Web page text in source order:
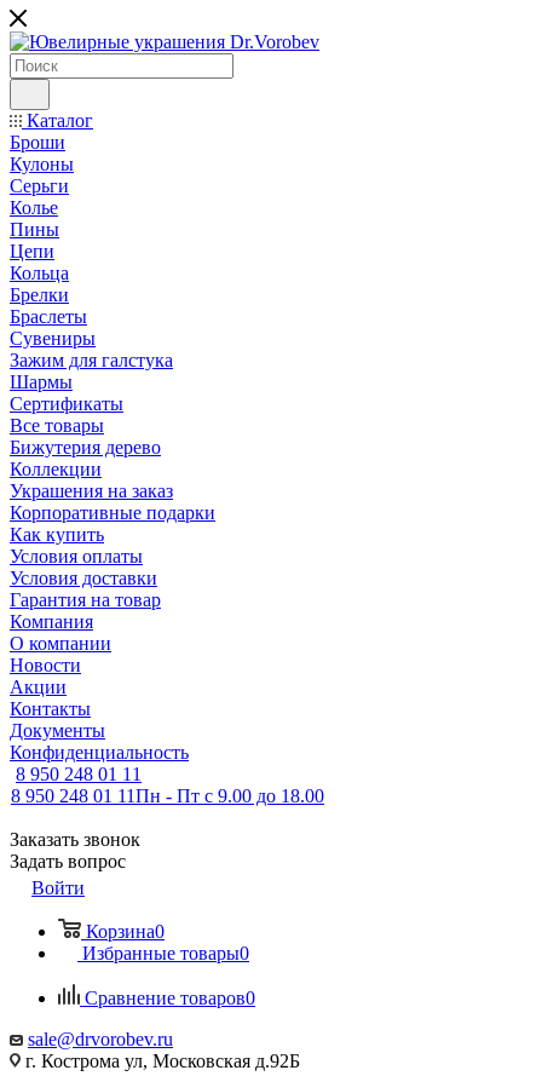
Каталог
Броши
Кулоны
Серьги
Колье
Пины
Цепи
Кольца
Брелки
Браслеты
Сувениры
Зажим для галстука
Шармы
Сертификаты
Все товары
Бижутерия дерево
Коллекции
Украшения на заказ
Корпоративные подарки
Как купить
Условия оплаты
Условия доставки
Гарантия на товар
Компания
О компании
Новости
Акции
Контакты
Документы
Конфиденциальность
8 950 248 01 11
8 950 248 01 11Пн - Пт с 9.00 до 18.00
Заказать звонок
Задать вопрос
Войти
Корзина0
Избранные товары0
Сравнение товаров0
sale@drvorobev.ru
г. Кострома ул, Московская д.92Б